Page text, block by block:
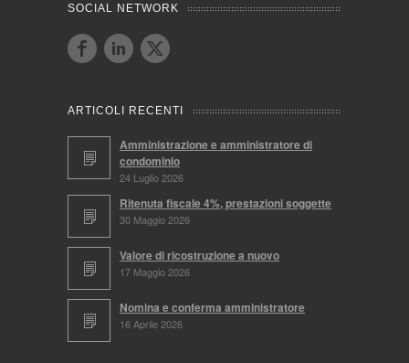
SOCIAL NETWORK
ARTICOLI RECENTI
Amministrazione e amministratore di
condominio
24 Luglio 2026
Ritenuta fiscale 4%, prestazioni soggette
30 Maggio 2026
Valore di ricostruzione a nuovo
17 Maggio 2026
Nomina e conferma amministratore
16 Aprile 2026